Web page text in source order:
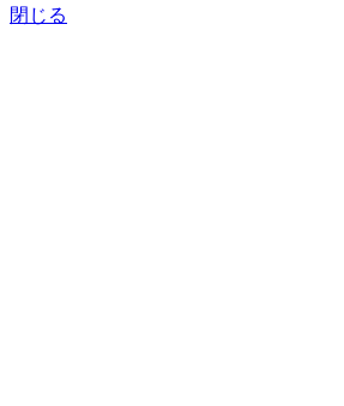
閉じる